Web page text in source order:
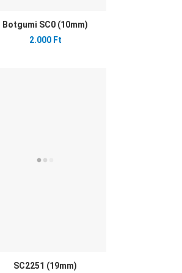
Botgumi SC0 (10mm)
2.000 Ft
SC2251 (19mm)